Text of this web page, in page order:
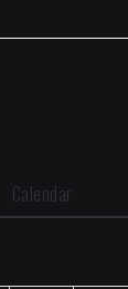
Calendar